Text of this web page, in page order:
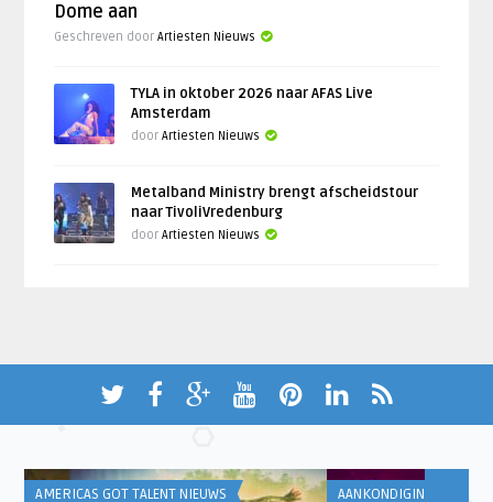
Dome aan
Geschreven doorArtiesten Nieuws
TYLA in oktober 2026 naar AFAS Live
Amsterdam
doorArtiesten Nieuws
Metalband Ministry brengt afscheidstour
naar TivoliVredenburg
doorArtiesten Nieuws
AMERICAS GOT TALENT NIEUWS AANKONDIGINGEN